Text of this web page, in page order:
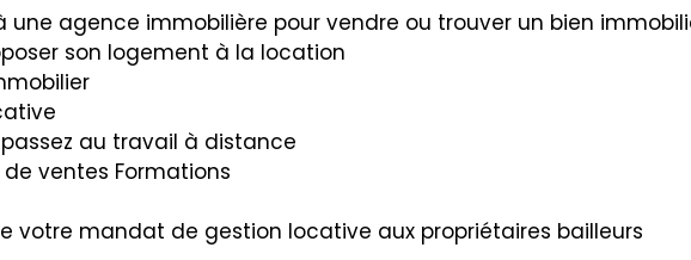
une agence immobilière pour vendre ou trouver un bien
son logement à la location
au travail à distance
ventes Formations
votre mandat de gestion locative aux propriétaires bailleurs